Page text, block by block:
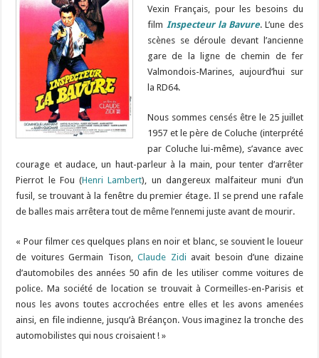
Vexin Français, pour les besoins du
film Inspecteur la Bavure. L’une des
scènes se déroule devant l’ancienne
gare de la ligne de chemin de fer
Valmondois-Marines, aujourd’hui sur
la RD64.
Nous sommes censés être le 25 juillet
1957 et le père de Coluche (interprété
par Coluche lui-même), s’avance avec
courage et audace, un haut-parleur à la main, pour tenter d’arrêter
Pierrot le Fou (Henri Lambert), un dangereux malfaiteur muni d’un
fusil, se trouvant à la fenêtre du premier étage. Il se prend une rafale
de balles mais arrêtera tout de même l’ennemi juste avant de mourir.
« Pour filmer ces quelques plans en noir et blanc, se souvient le loueur
de voitures Germain Tison,Claude Zidi avait besoin d’une dizaine
d’automobiles des années 50 afin de les utiliser comme voitures de
police. Ma société de location se trouvait à Cormeilles-en-Parisis et
nous les avons toutes accrochées entre elles et les avons amenées
ainsi, en file indienne, jusqu’à Bréançon. Vous imaginez la tronche des
automobilistes qui nous croisaient ! »